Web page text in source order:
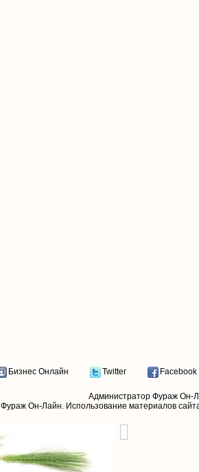
Бизнес Онлайн Twitter Facebook
Администратор Фураж Он-
Фураж Он-Лайн. Использование материалов